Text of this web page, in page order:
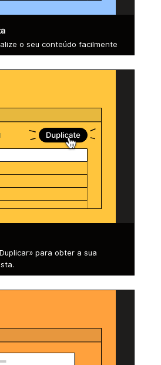
o seu conteúdo facilmente
para obter a sua